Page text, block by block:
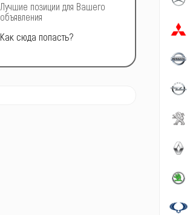
Лучшие позиции для Вашего
объявления
Как сюда попасть?